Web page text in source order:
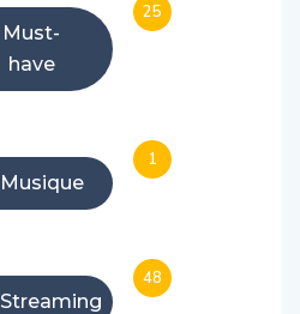
Must-
have
25
Musique
1
Streaming
48